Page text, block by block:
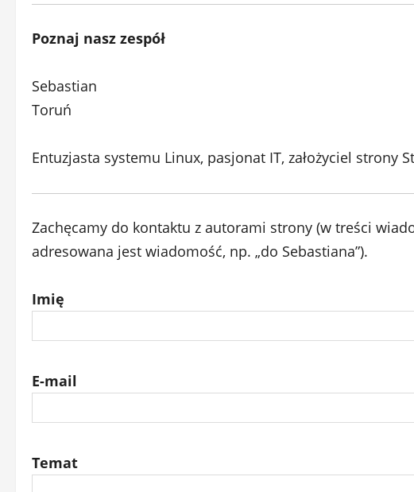
Poznaj nasz zespół
Sebastian
Toruń
Entuzjasta systemu Linux, pasjonat IT, założyciel strony
Zachęcamy do kontaktu z autorami strony (w treści
adresowana jest wiadomość, np. „do Sebastiana”).
Imię
E-mail
Temat